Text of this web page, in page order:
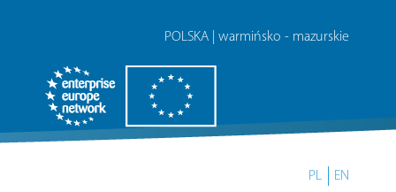
POLSKA | warmińsko - mazurskie
PL EN